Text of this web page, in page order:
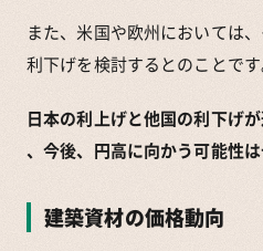
また、米国や欧州においては
利下げを検討するとのことです
日本の利上げと他国の利下げ
、今後、円高に向かう可能性は
建築資材の価格動向